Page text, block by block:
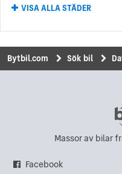
Datsun 260Z i Umeå
Datsun 260Z i Norrköping
Datsun 260Z i Kungsbacka
Datsun 260Z i Karlskrona
VISA ALLA STÄDER
Bytbil.com Sök bil
Massor av bilar
Facebook